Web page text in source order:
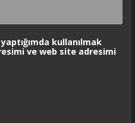
kullanılmak
ve web site adresimi